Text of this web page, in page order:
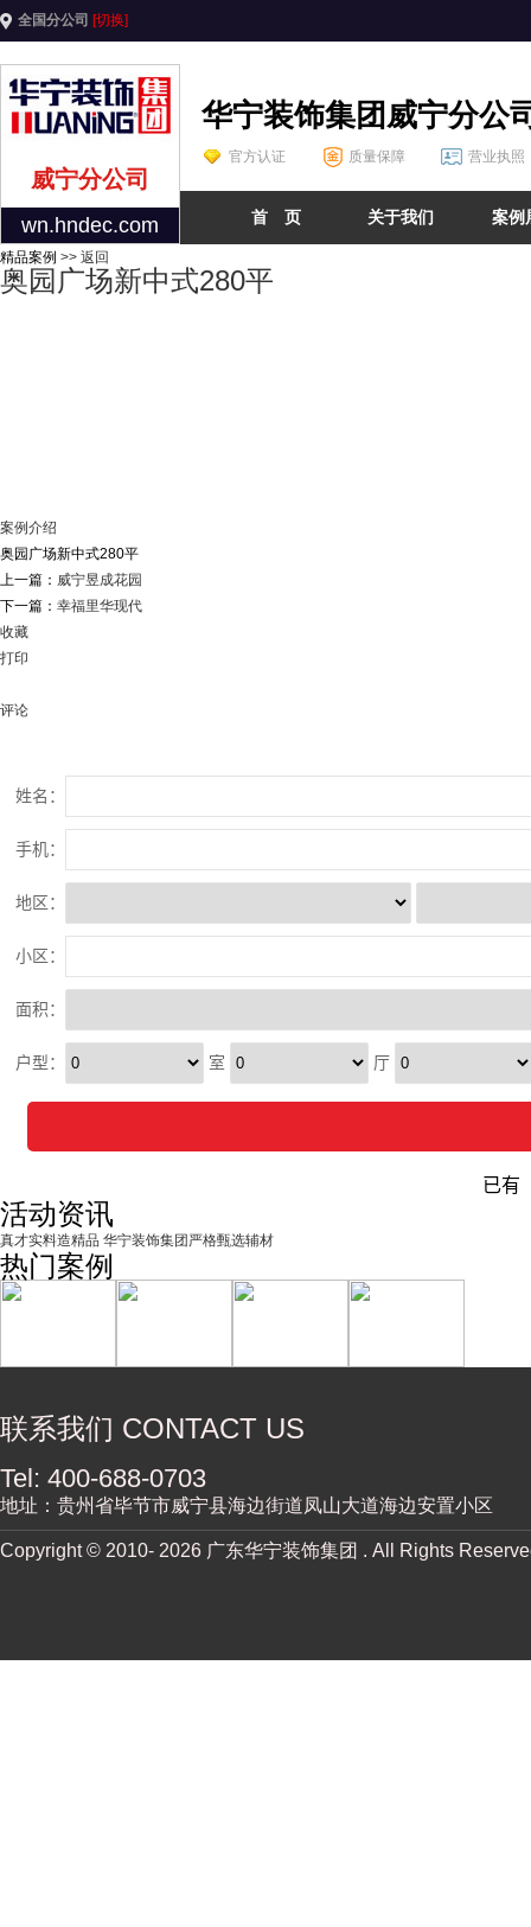
全国分公司 [切换]
威宁分公司
wn.hndec.com
华宁装饰集团威宁分公
官方认证 质量保障 营业执照
首 页 关于我们 案例
精品案例 >> 返回
奥园广场新中式280平
案例介绍
奥园广场新中式280平
上一篇： 威宁昱成花园
下一篇： 幸福里华现代
收藏
打印
评论
活动资讯
真才实料造精品 华宁装饰集团严格甄选辅材
热门案例
联系我们 CONTACT US
Tel: 400-688-0703
地址：贵州省毕节市威宁县海边街道凤山大道海边安置小区
Copyright © 2010- 2026 广东华宁装饰集团 . All Rights